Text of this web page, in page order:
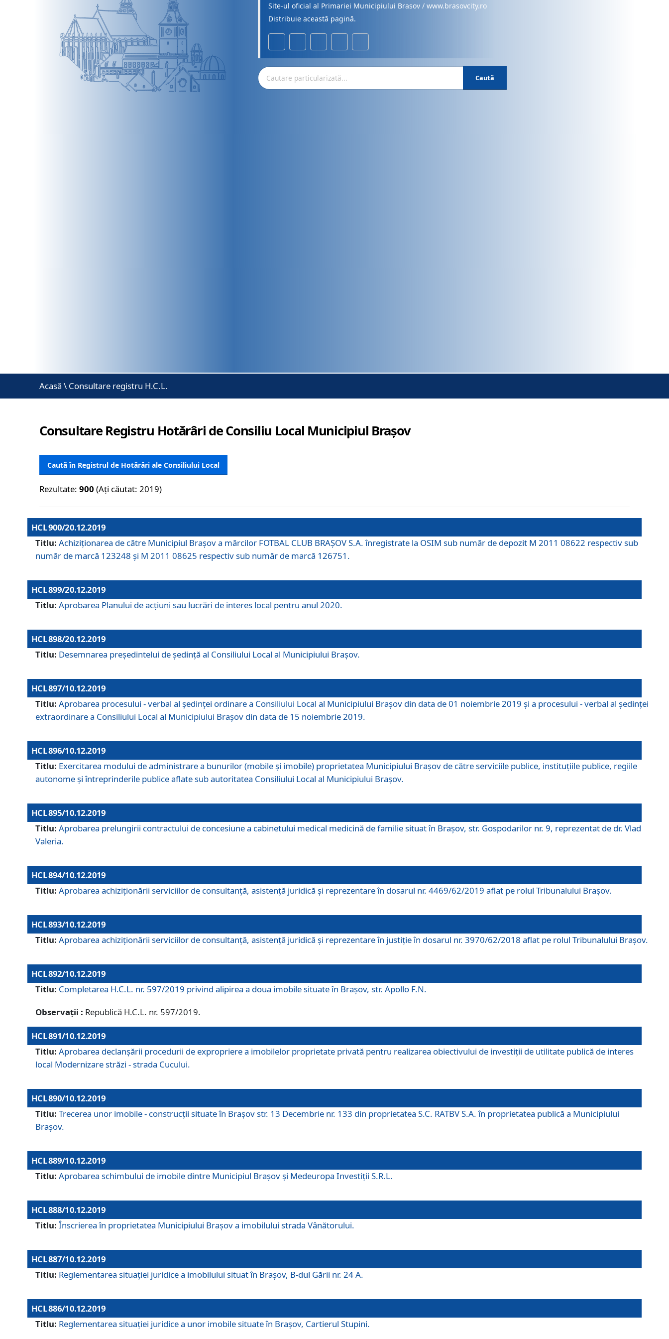
Site-ul oficial al Primariei Municipiului Brasov / www.brasovcity.ro
Distribuie această pagină.
Caută
Acasă \ Consultare registru H.C.L.
Consultare Registru Hotărâri de Consiliu Local Municipiul Brașov
Caută în Registrul de Hotărâri ale Consiliului Local
Rezultate:900 (Ați căutat: 2019)
HCL 900/20.12.2019
Titlu: Achiziționarea de către Municipiul Brașov a mărcilor FOTBAL CLUB BRAȘOV S.A. înregistrate la OSIM sub număr de depozit M 2011 08622 respectiv sub
număr de marcă 123248 și M 2011 08625 respectiv sub număr de marcă 126751.
HCL 899/20.12.2019
Titlu: Aprobarea Planului de acţiuni sau lucrări de interes local pentru anul 2020.
HCL 898/20.12.2019
Titlu: Desemnarea preşedintelui de şedinţă al Consiliului Local al Municipiului Braşov.
HCL 897/10.12.2019
Titlu: Aprobarea procesului - verbal al şedinţei ordinare a Consiliului Local al Municipiului Brașov din data de 01 noiembrie 2019 și a procesului - verbal al ședinței
extraordinare a Consiliului Local al Municipiului Brașov din data de 15 noiembrie 2019.
HCL 896/10.12.2019
Titlu: Exercitarea modului de administrare a bunurilor (mobile și imobile) proprietatea Municipiului Brașov de către serviciile publice, instituțiile publice, regiile
autonome și întreprinderile publice aflate sub autoritatea Consiliului Local al Municipiului Brașov.
HCL 895/10.12.2019
Titlu: Aprobarea prelungirii contractului de concesiune a cabinetului medical medicină de familie situat în Braşov, str. Gospodarilor nr. 9, reprezentat de dr. Vlad
Valeria.
HCL 894/10.12.2019
Titlu: Aprobarea achiziţionării serviciilor de consultanţă, asistenţă juridică şi reprezentare în dosarul nr. 4469/62/2019 aflat pe rolul Tribunalului Braşov.
HCL 893/10.12.2019
Titlu: Aprobarea achiziţionării serviciilor de consultanţă, asistenţă juridică şi reprezentare în justiţie în dosarul nr. 3970/62/2018 aflat pe rolul Tribunalului Braşov.
HCL 892/10.12.2019
Titlu: Completarea H.C.L. nr. 597/2019 privind alipirea a doua imobile situate în Brașov, str. Apollo F.N.
Observații : Republică H.C.L. nr. 597/2019.
HCL 891/10.12.2019
Titlu: Aprobarea declanșării procedurii de expropriere a imobilelor proprietate privată pentru realizarea obiectivului de investiții de utilitate publică de interes
local Modernizare străzi - strada Cucului.
HCL 890/10.12.2019
Titlu: Trecerea unor imobile - construcții situate în Brașov str. 13 Decembrie nr. 133 din proprietatea S.C. RATBV S.A. în proprietatea publică a Municipiului
Brașov.
HCL 889/10.12.2019
Titlu: Aprobarea schimbului de imobile dintre Municipiul Brașov și Medeuropa Investiții S.R.L.
HCL 888/10.12.2019
Titlu: Înscrierea în proprietatea Municipiului Braşov a imobilului strada Vânătorului.
HCL 887/10.12.2019
Titlu: Reglementarea situației juridice a imobilului situat în Brașov, B-dul Gării nr. 24 A.
HCL 886/10.12.2019
Titlu: Reglementarea situaţiei juridice a unor imobile situate în Braşov, Cartierul Stupini.